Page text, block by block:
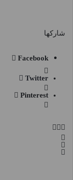
شاركها
Facebook
Twitter
Pinterest